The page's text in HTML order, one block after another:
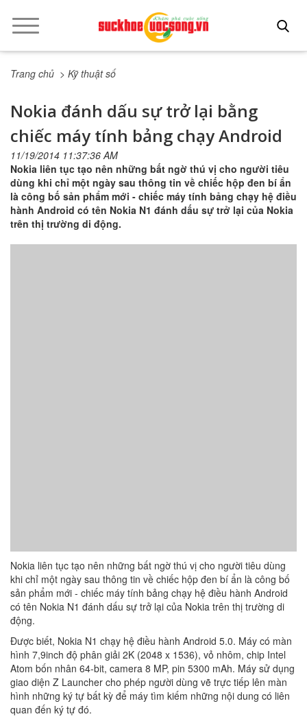
Trang chủ > Kỹ thuật số
Nokia đánh dấu sự trở lại bằng
chiếc máy tính bảng chạy Android
11/19/2014 11:37:36 AM
Nokia liên tục tạo nên những bất ngờ thú vị cho người tiêu
dùng khi chỉ một ngày sau thông tin về chiếc hộp đen bí ẩn
là công bố sản phẩm mới - chiếc máy tính bảng chạy hệ điều
hành Android có tên Nokia N1 đánh dấu sự trở lại của Nokia
trên thị trường di động.
Nokia liên tục tạo nên những bất ngờ thú vị cho người tiêu dùng
khi chỉ một ngày sau thông tin về chiếc hộp đen bí ẩn là công bố
sản phẩm mới - chiếc máy tính bảng chạy hệ điều hành Android
có tên Nokia N1 đánh dấu sự trở lại của Nokia trên thị trường di
động.
Được biết, Nokia N1 chạy hệ điều hành Android 5.0. Máy có màn
hình 7,9inch độ phân giải 2K (2048 x 1536), vỏ nhôm, chip Intel
Atom bốn nhân 64-bit, camera 8 MP, pin 5300 mAh. Máy sử dụng
giao diện Z Launcher cho phép người dùng vẽ trực tiếp lên màn
hình những ký tự bất kỳ để máy tìm kiếm những nội dung có liên
quan đến ký tự đó.